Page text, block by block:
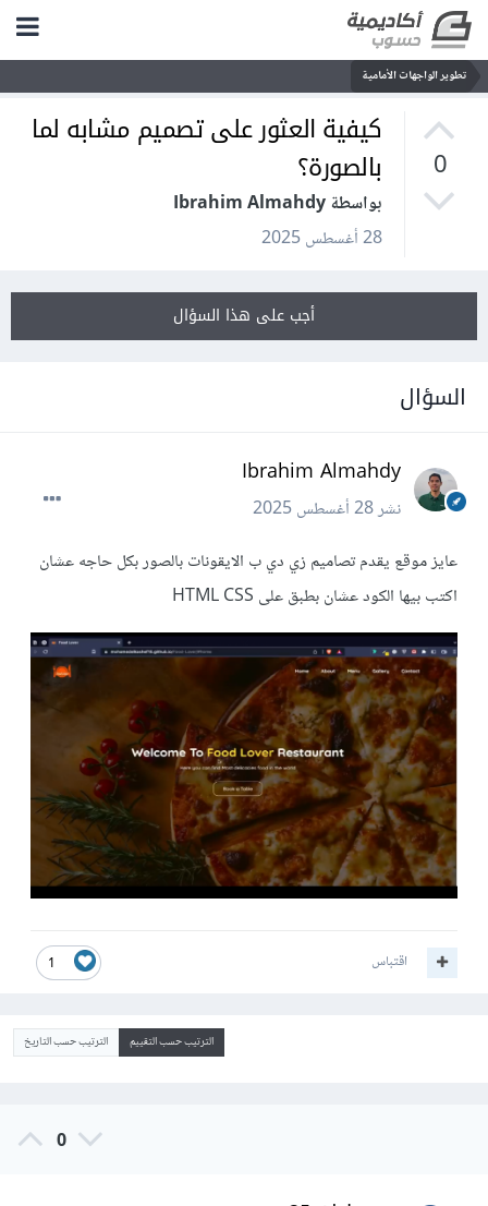
تطوير الواجهات الأمامية
0
كيفية العثور على تصميم مشابه لما
بالصورة؟
بواسطة Ibrahim Almahdy
28 أغسطس 2025
أجب على هذا السؤال
السؤال
Ibrahim Almahdy
نشر28 أغسطس 2025
عايز موقع يقدم تصاميم زي دي ب الايقونات بالصور بكل حاجه عشان
اكتب بيها الكود عشان بطبق على HTML CSS
1 اقتباس
الترتيب حسب التقييم الترتيب حسب التاريخ
0